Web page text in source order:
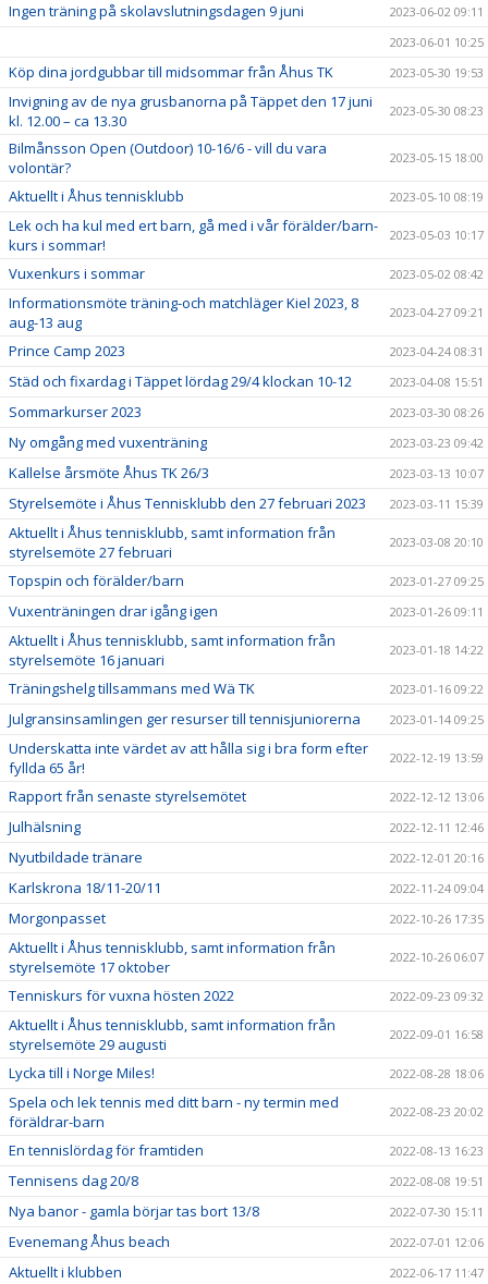
Ingen träning på skolavslutningsdagen 9 juni
2023-06-02 09:11
2023-06-01 10:25
Köp dina jordgubbar till midsommar från Åhus TK 2023-05-30 19:53
Invigning av de nya grusbanorna på Täppet den 17 juni
kl. 12.00 – ca 13.30
2023-05-30 08:23
Bilmånsson Open (Outdoor) 10-16/6 - vill du vara
volontär?
2023-05-15 18:00
Aktuellt i Åhus tennisklubb 2023-05-10 08:19
Lek och ha kul med ert barn, gå med i vår förälder/barn-
kurs i sommar!
2023-05-03 10:17
Vuxenkurs i sommar 2023-05-02 08:42
Informationsmöte träning-och matchläger Kiel 2023, 8
aug-13 aug
2023-04-27 09:21
Prince Camp 2023 2023-04-24 08:31
Städ och fixardag i Täppet lördag 29/4 klockan 10-12 2023-04-08 15:51
Sommarkurser 2023 2023-03-30 08:26
Ny omgång med vuxenträning 2023-03-23 09:42
Kallelse årsmöte Åhus TK 26/3 2023-03-13 10:07
Styrelsemöte i Åhus Tennisklubb den 27 februari 2023 2023-03-11 15:39
Aktuellt i Åhus tennisklubb, samt information från
styrelsemöte 27 februari
2023-03-08 20:10
Topspin och förälder/barn 2023-01-27 09:25
Vuxenträningen drar igång igen 2023-01-26 09:11
Aktuellt i Åhus tennisklubb, samt information från
styrelsemöte 16 januari
2023-01-18 14:22
Träningshelg tillsammans med Wä TK 2023-01-16 09:22
Julgransinsamlingen ger resurser till tennisjuniorerna 2023-01-14 09:25
Underskatta inte värdet av att hålla sig i bra form efter
fyllda 65 år!
2022-12-19 13:59
Rapport från senaste styrelsemötet 2022-12-12 13:06
Julhälsning 2022-12-11 12:46
Nyutbildade tränare 2022-12-01 20:16
Karlskrona 18/11-20/11 2022-11-24 09:04
Morgonpasset 2022-10-26 17:35
Aktuellt i Åhus tennisklubb, samt information från
styrelsemöte 17 oktober
2022-10-26 06:07
Tenniskurs för vuxna hösten 2022 2022-09-23 09:32
Aktuellt i Åhus tennisklubb, samt information från
styrelsemöte 29 augusti
2022-09-01 16:58
Lycka till i Norge Miles! 2022-08-28 18:06
Spela och lek tennis med ditt barn - ny termin med
föräldrar-barn
2022-08-23 20:02
En tennislördag för framtiden 2022-08-13 16:23
Tennisens dag 20/8 2022-08-08 19:51
Nya banor - gamla börjar tas bort 13/8 2022-07-30 15:11
Evenemang Åhus beach 2022-07-01 12:06
Aktuellt i klubben 2022-06-17 11:47